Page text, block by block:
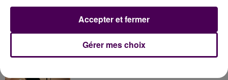
Gagnez vos pass pour le V and B Fest' 2026 !
Gérer mes choix
Accepter et fermer